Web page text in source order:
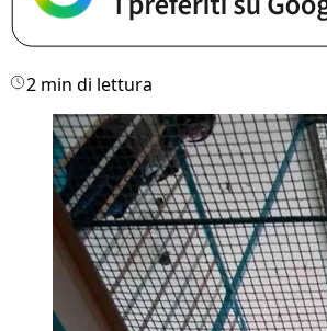
2 min di lettura